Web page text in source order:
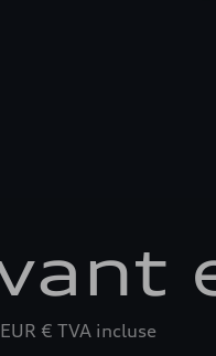
€ TVA incluse